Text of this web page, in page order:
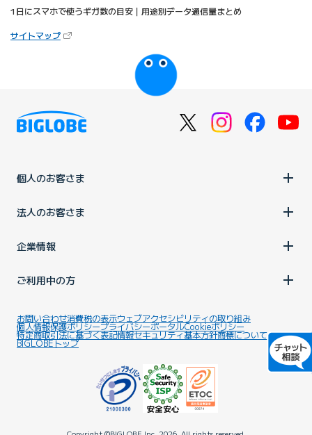
1日にスマホで使うギガ数の目安｜用途別データ通信量まとめ
サイトマップ（新しいタブで開きます）
個人のお客さま
法人のお客さま
企業情報
ご利用中の方
お問い合わせ消費税の表示ウェブアクセシビリティの取り組み
個人情報保護ポリシープライバシーポータルCookieポリシー
特定商取引法に基づく表記情報セキュリティ基本方針商標について
BIGLOBEトップ